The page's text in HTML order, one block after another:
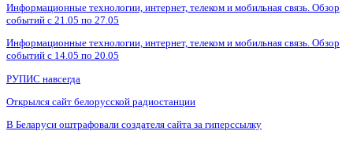
Информационные технологии, интернет, телеком и мобильная связь. Обзор
событий с 21.05 по 27.05
Информационные технологии, интернет, телеком и мобильная связь. Обзор
событий с 14.05 по 20.05
РУПИС навсегда
Открылся сайт белорусской радиостанции
В Беларуси оштрафовали создателя сайта за гиперссылку